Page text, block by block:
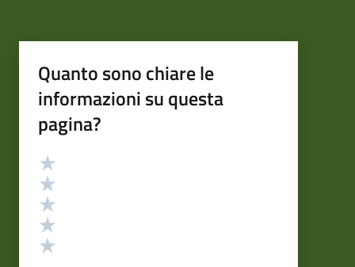
Quanto sono chiare le
informazioni su questa
pagina?
Valutazione